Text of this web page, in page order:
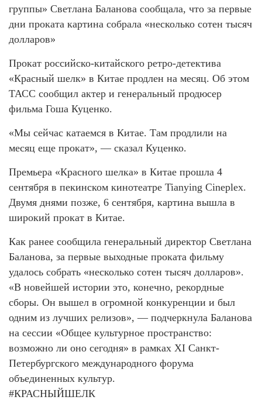
группы» Светлана Баланова сообщала, что за первые
дни проката картина собрала «несколько сотен тысяч
долларов»
Прокат российско-китайского ретро-детектива
«Красный шелк» в Китае продлен на месяц. Об этом
ТАСС сообщил актер и генеральный продюсер
фильма Гоша Куценко.
«Мы сейчас катаемся в Китае. Там продлили на
месяц еще прокат», — сказал Куценко.
Премьера «Красного шелка» в Китае прошла 4
сентября в пекинском кинотеатре Tianying Cineplex.
Двумя днями позже, 6 сентября, картина вышла в
широкий прокат в Китае.
Как ранее сообщила генеральный директор Светлана
Баланова, за первые выходные проката фильму
удалось собрать «несколько сотен тысяч долларов».
«В новейшей истории это, конечно, рекордные
сборы. Он вышел в огромной конкуренции и был
одним из лучших релизов», — подчеркнула Баланова
на сессии «Общее культурное пространство:
возможно ли оно сегодня» в рамках XI Санкт-
Петербургского международного форума
объединенных культур.
#КРАСНЫЙШЕЛК